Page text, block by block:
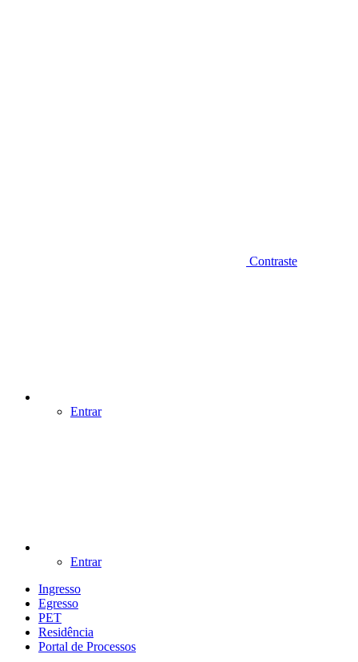
Contraste
Entrar
Entrar
Ingresso
Egresso
PET
Residência
Portal de Processos